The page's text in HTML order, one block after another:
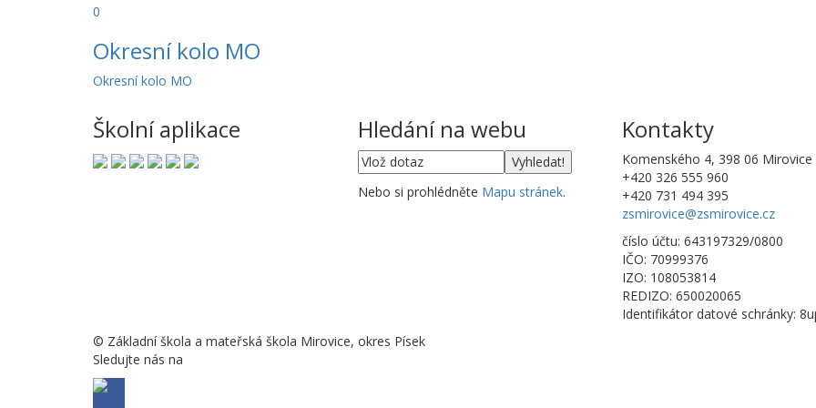
0
Okresní kolo MO
Okresní kolo MO
Školní aplikace Hledání na webu
Nebo si prohlédněte Mapu stránek.
Kontakty
Komenského 4, 398 06 Mirovice
+420 326 555 960
+420 731 494 395
zsmirovice@zsmirovice.cz
číslo účtu: 643197329/0800
IČO: 70999376
IZO: 108053814
REDIZO: 650020065
Identifikátor datové schránky:
© Základní škola a mateřská škola Mirovice, okres Písek
Sledujte nás na